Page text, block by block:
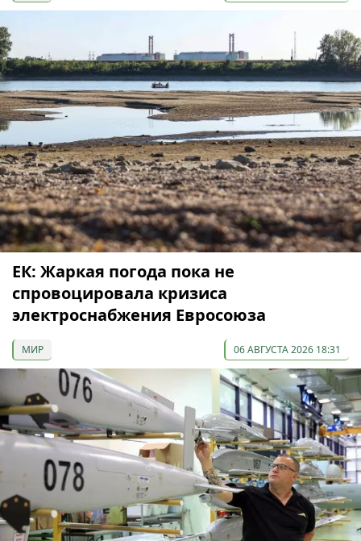
ЕК: Жаркая погода пока не
спровоцировала кризиса
электроснабжения Евросоюза
МИР 06 АВГУСТА 2026 18:31